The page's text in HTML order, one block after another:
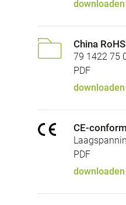
downloaden
China RoHS
79 1422 75
PDF
downloaden
CE-
PDF
downloaden